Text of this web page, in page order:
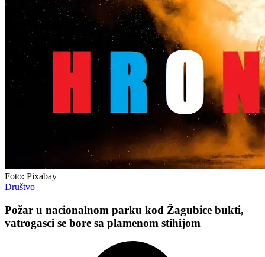
Foto: Pixabay
Društvo
Požar u nacionalnom parku kod Žagubice bukti,
vatrogasci se bore sa plamenom stihijom